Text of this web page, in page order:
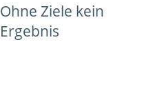
Ohne Ziele kein
Ergebnis